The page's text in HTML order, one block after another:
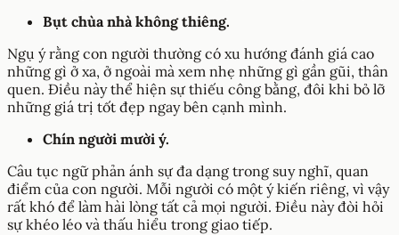
Bụt chùa nhà không thiêng.
Ngụ ý rằng con người thường có xu hướng đánh giá cao
những gì ở xa, ở ngoài mà xem nhẹ những gì gần gũi, thân
quen. Điều này thể hiện sự thiếu công bằng, đôi khi bỏ lỡ
những giá trị tốt đẹp ngay bên cạnh mình.
Chín người mười ý.
Câu tục ngữ phản ánh sự đa dạng trong suy nghĩ, quan
điểm của con người. Mỗi người có một ý kiến riêng, vì vậy
rất khó để làm hài lòng tất cả mọi người. Điều này đòi hỏi
sự khéo léo và thấu hiểu trong giao tiếp.